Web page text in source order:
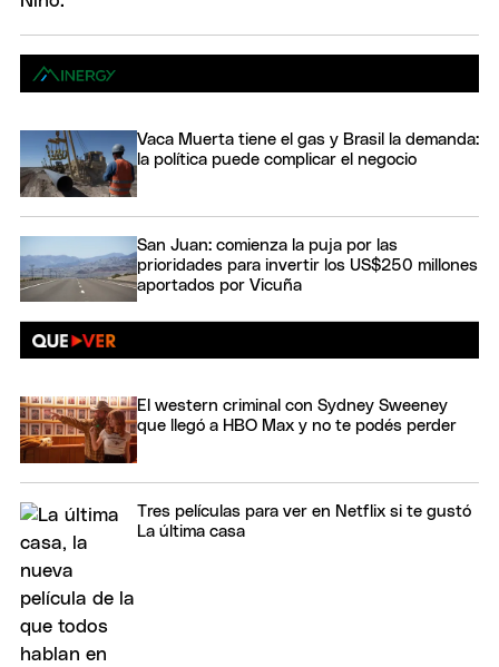
Vaca Muerta tiene el gas y Brasil la demanda:
la política puede complicar el negocio
San Juan: comienza la puja por las
prioridades para invertir los US$250 millones
aportados por Vicuña
El western criminal con Sydney Sweeney
que llegó a HBO Max y no te podés perder
Tres películas para ver en Netflix si te gustó
La última casa